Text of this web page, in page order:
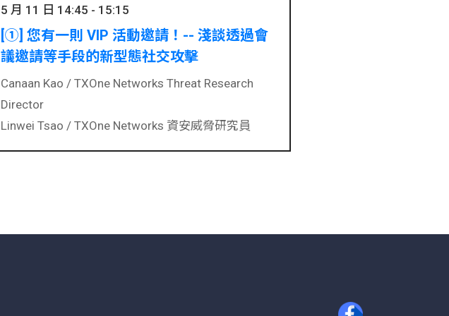
5 月 11 日 14:45 - 15:15
[①] 您有一則 VIP 活動邀請！-- 淺談透過會
議邀請等手段的新型態社交攻擊
Canaan Kao / TXOne Networks Threat Research
Director
Linwei Tsao / TXOne Networks 資安威脅研究員